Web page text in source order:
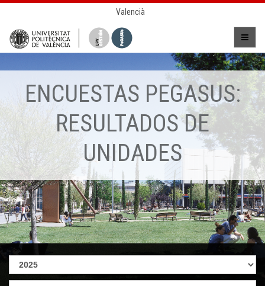
Valencià
ENCUESTAS PEGASUS:
RESULTADOS DE
UNIDADES